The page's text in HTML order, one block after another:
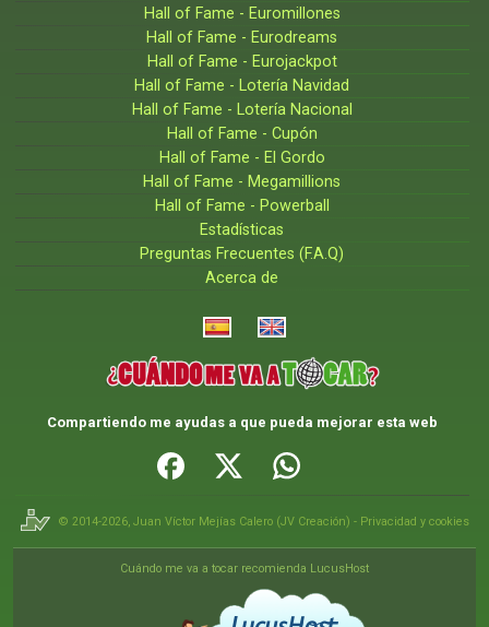
Hall of Fame - Euromillones
Hall of Fame - Eurodreams
Hall of Fame - Eurojackpot
Hall of Fame - Lotería Navidad
Hall of Fame - Lotería Nacional
Hall of Fame - Cupón
Hall of Fame - El Gordo
Hall of Fame - Megamillions
Hall of Fame - Powerball
Estadísticas
Preguntas Frecuentes (F.A.Q)
Acerca de
Compartiendo me ayudas a que pueda mejorar esta web
© 2014-2026, Juan Víctor Mejías Calero(JV Creación) - Privacidad y cookies
Cuándo me va a tocar recomienda LucusHost